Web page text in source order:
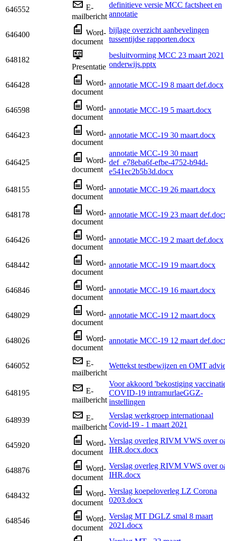
646552
E-
mailbericht
definitieve versie MCC factsheet en
annotatie
646400
Word-
document
bijlage overzicht aanbevelingen
tussentijdse rapporten.docx
648182
Presentatie
besluitvorming MCC 23 maart 2021
onderwijs.pptx
646428
Word-
document
annotatie MCC-19 8 maart def.docx
646598
Word-
document
annotatie MCC-19 5 maart.docx
646423
Word-
document
annotatie MCC-19 30 maart.docx
646425
Word-
document
annotatie MCC-19 30 maart
def_e78eba6f-efbe-4752-b94d-
e541ec2b5b3d.docx
648155
Word-
document
annotatie MCC-19 26 maart.docx
648178
Word-
document
annotatie MCC-19 23 maart
646426
Word-
document
annotatie MCC-19 2 maart def.docx
648442
Word-
document
annotatie MCC-19 19 maart.docx
646846
Word-
document
annotatie MCC-19 16 maart.docx
648029
Word-
document
annotatie MCC-19 12 maart.docx
648026
Word-
document
annotatie MCC-19 12 maart
646052
E-
mailbericht
Wettekst testbewijzen en OMT
648195
E-
mailbericht
Voor akkoord 'bekostiging
COVID-19 intramurlaeGGZ-
instellingen
648939
E-
mailbericht
Verslag werkgroep internationaal
Covid-19 - 1 maart 2021
645920
Word-
document
Verslag overleg RIVM VWS over
IHR.docx.docx
648876
Word-
document
Verslag overleg RIVM VWS over
IHR.docx
648432
Word-
document
Verslag koepeloverleg LZ Corona
0203.docx
648546
Word-
document
Verslag MT DGLZ smal 8 maart
2021.docx